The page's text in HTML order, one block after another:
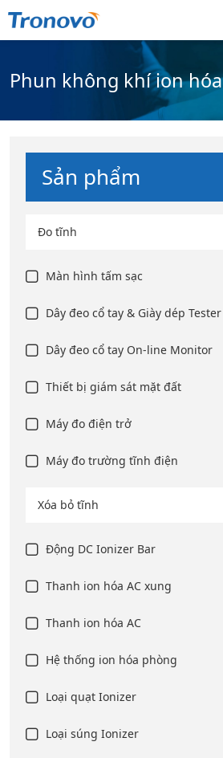
Phun không khí ion hóa
Sản phẩm
Đo tĩnh
Màn hình tấm sạc
Dây đeo cổ tay & Giày dép Tester
Dây đeo cổ tay On-line Monitor
Thiết bị giám sát mặt đất
Máy đo điện trở
Máy đo trường tĩnh điện
Xóa bỏ tĩnh
Động DC Ionizer Bar
Thanh ion hóa AC xung
Thanh ion hóa AC
Hệ thống ion hóa phòng
Loại quạt Ionizer
Loại súng Ionizer